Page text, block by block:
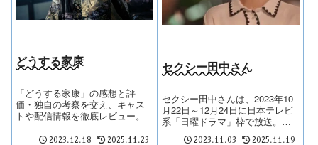
どうする家康
「どうする家康」の感想と評
価・独自の考察を交え、キャス
トや配信情報を徹底レビュー。
2023.12.18 2025.11.23
セクシー田中さん
セクシー田中さんは、2023年10
月22日～12月24日に日本テレビ
系「日曜ドラマ」枠で放送。主
2023.11.03 2025.11.19